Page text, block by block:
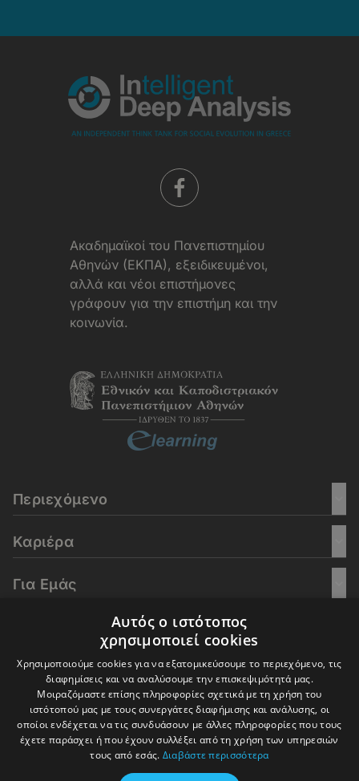
Aκαδημαϊκοί του Πανεπιστημίου
Αθηνών (ΕΚΠΑ), εξειδικευμένοι,
αλλά και νέοι επιστήμονες
γράφουν για την επιστήμη και την
κοινωνία.
Περιεχόμενο
Καριέρα
Για Εμάς
E-Learning
© 2016-2026 In Deep Analysis - All rights reserved.
Πολιτική Cookies Πολιτική Απορρήτου
Αυτός ο ιστότοπος
χρησιμοποιεί cookies
Χρησιμοποιούμε cookies για να εξατομικεύσουμε το περιεχόμενο, τις
διαφημίσεις και να αναλύσουμε την επισκεψιμότητά μας.
Μοιραζόμαστε επίσης πληροφορίες σχετικά με τη χρήση του
ιστότοπού μας με τους συνεργάτες διαφήμισης και ανάλυσης, οι
οποίοι ενδέχεται να τις συνδυάσουν με άλλες πληροφορίες που τους
έχετε παράσχει ή που έχουν συλλέξει από τη χρήση των υπηρεσιών
τους από εσάς. Διαβάστε περισσότερα